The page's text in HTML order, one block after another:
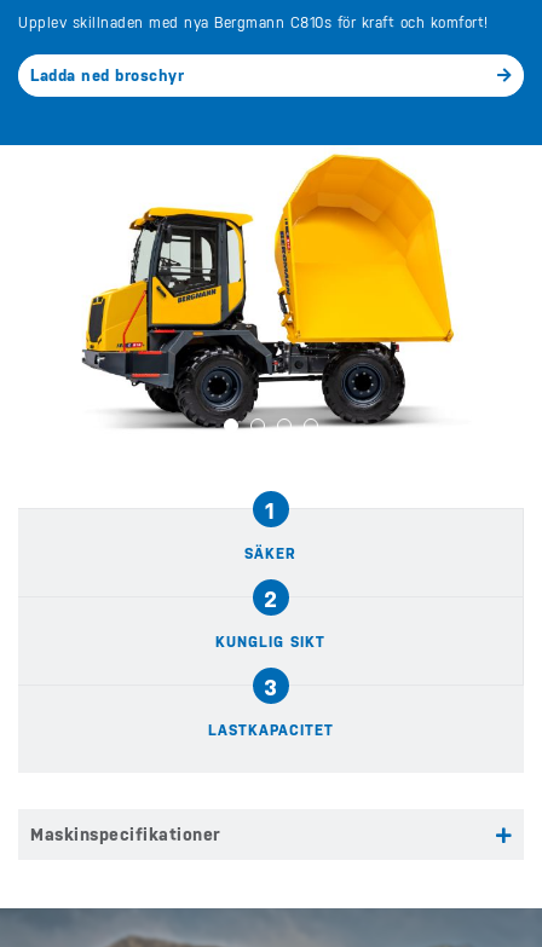
Upplev skillnaden med nya Bergmann C810s för kraft och komfort!
Ladda ned broschyr
1
SÄKER
2
KUNGLIG SIKT
3
LASTKAPACITET
Maskinspecifikationer